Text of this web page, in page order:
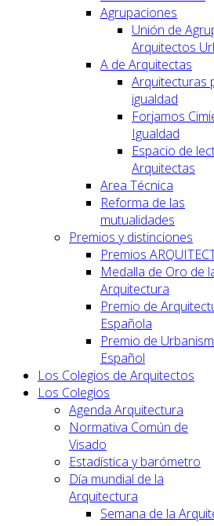
Agrupaciones
Unión de
Arquitectos
A de Arquitectas
Arquitecturas
igualdad
Forjamos
Igualdad
Espacio de
Arquitectas
Area Técnica
Reforma de las
mutualidades
Premios y distinciones
Premios
Medalla de Oro de
Arquitectura
Premio de
Española
Premio de
Español
Los Colegios de Arquitectos
Los Colegios
Agenda Arquitectura
Normativa Común de
Visado
Estadística y barómetro
Día mundial de la
Arquitectura
Semana de la